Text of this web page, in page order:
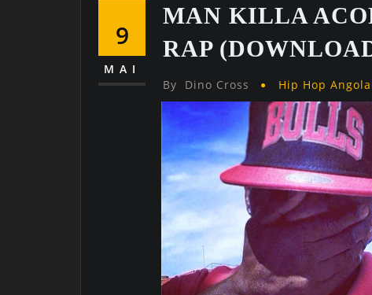
9
MAI
MAN KILLA
RAP
By Dino Cross Hip Hop